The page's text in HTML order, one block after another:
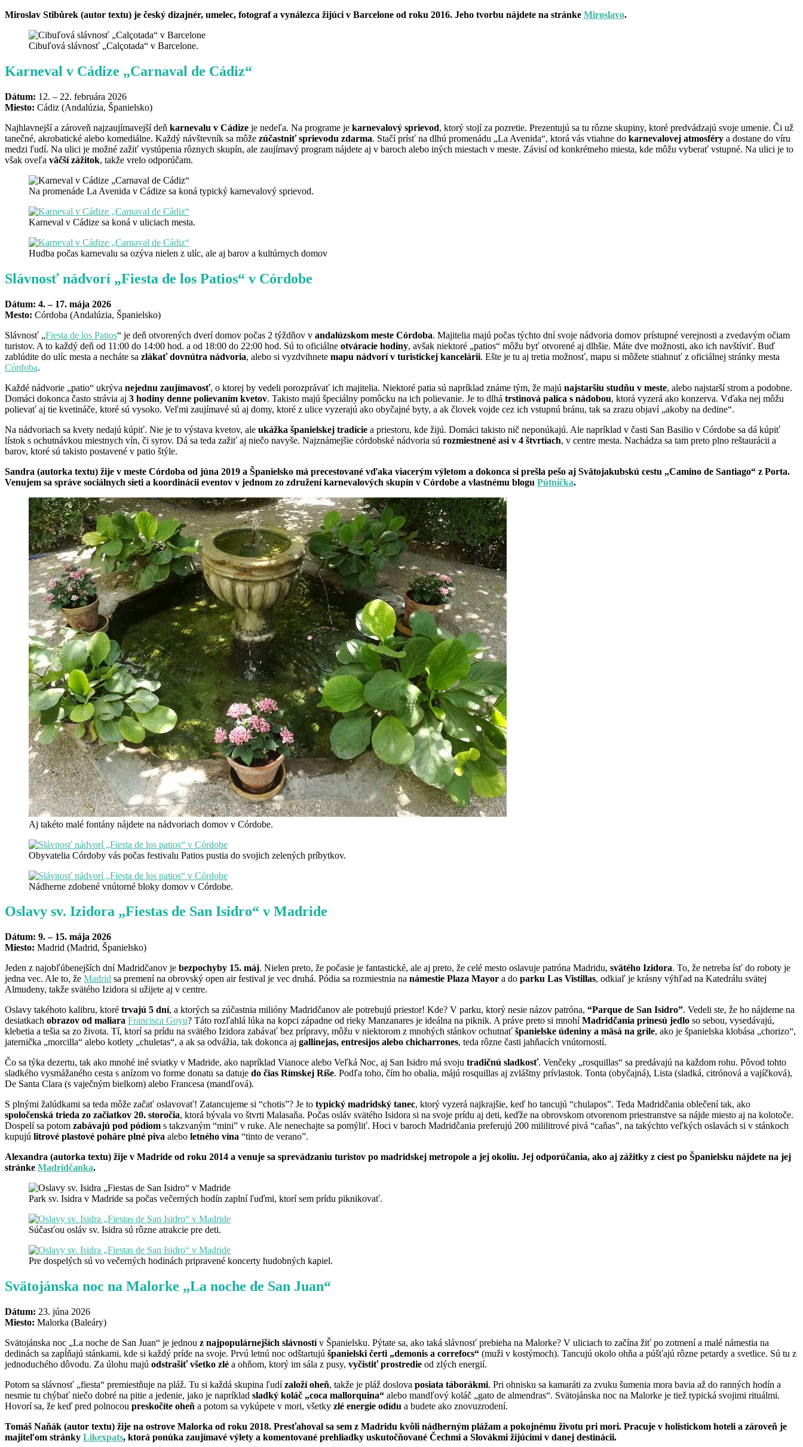
Miroslav Stibůrek (autor textu) je český dizajnér, umelec, fotograf a vynálezca žijúci v Barcelone od roku 2016. Jeho tvorbu nájdete na stránke Miroslavo.
Cibuľová slávnosť „Calçotada“ v Barcelone.
Karneval v Cádize „Carnaval de Cádiz“
Dátum: 12. – 22. februára 2026
Miesto: Cádiz (Andalúzia, Španielsko)
Najhlavnejší a zároveň najzaujímavejší deň karnevalu v Cádize je nedeľa. Na programe je karnevalový sprievod, ktorý stojí za pozretie. Prezentujú sa tu rôzne skupiny, ktoré predvádzajú svoje umenie. Či už
tanečné, akrobatické alebo komediálne. Každý návštevník sa môže zúčastniť sprievodu zdarma. Stačí prísť na dlhú promenádu „La Avenida“, ktorá vás vtiahne do karnevalovej atmosféry a dostane do víru
medzi ľudí. Na ulici je možné zažiť vystúpenia rôznych skupín, ale zaujímavý program nájdete aj v baroch alebo iných miestach v meste. Závisí od konkrétneho miesta, kde môžu vyberať vstupné. Na ulici je to
však oveľa väčší zážitok, takže vrelo odporúčam.
Na promenáde La Avenida v Cádize sa koná typický karnevalový sprievod.
Karneval v Cádize sa koná v uliciach mesta.
Hudba počas karnevalu sa ozýva nielen z ulíc, ale aj barov a kultúrnych domov
Slávnosť nádvorí „Fiesta de los Patios“ v Córdobe
Dátum: 4. – 17. mája 2026
Mesto: Córdoba (Andalúzia, Španielsko)
Slávnosť „Fiesta de los Patios“ je deň otvorených dverí domov počas 2 týždňov v andalúzskom meste Córdoba. Majitelia majú počas týchto dní svoje nádvoria domov prístupné verejnosti a zvedavým očiam
turistov. A to každý deň od 11:00 do 14:00 hod. a od 18:00 do 22:00 hod. Sú to oficiálne otváracie hodiny, avšak niektoré „patios“ môžu byť otvorené aj dlhšie. Máte dve možnosti, ako ich navštíviť. Buď
zablúdite do ulíc mesta a necháte sa zlákať dovnútra nádvoria, alebo si vyzdvihnete mapu nádvorí v turistickej kancelárii. Ešte je tu aj tretia možnosť, mapu si môžete stiahnuť z oficiálnej stránky mesta
Córdoba.
Každé nádvorie „patio“ ukrýva nejednu zaujímavosť, o ktorej by vedeli porozprávať ich majitelia. Niektoré patia sú napríklad známe tým, že majú najstaršiu studňu v meste, alebo najstarší strom a podobne.
Domáci dokonca často strávia aj 3 hodiny denne polievaním kvetov. Takisto majú špeciálny pomôcku na ich polievanie. Je to dlhá trstinová palica s nádobou, ktorá vyzerá ako konzerva. Vďaka nej môžu
polievať aj tie kvetináče, ktoré sú vysoko. Veľmi zaujímavé sú aj domy, ktoré z ulice vyzerajú ako obyčajné byty, a ak človek vojde cez ich vstupnú bránu, tak sa zrazu objaví „akoby na dedine“.
Na nádvoriach sa kvety nedajú kúpiť. Nie je to výstava kvetov, ale ukážka španielskej tradície a priestoru, kde žijú. Domáci takisto nič neponúkajú. Ale napríklad v časti San Basilio v Córdobe sa dá kúpiť
lístok s ochutnávkou miestnych vín, či syrov. Dá sa teda zažiť aj niečo navyše. Najznámejšie córdobské nádvoria sú rozmiestnené asi v 4 štvrtiach, v centre mesta. Nachádza sa tam preto plno reštaurácii a
barov, ktoré sú takisto postavené v patio štýle.
Sandra (autorka textu) žije v meste Córdoba od júna 2019 a Španielsko má precestované vďaka viacerým výletom a dokonca si prešla pešo aj Svätojakubskú cestu „Camino de Santiago“ z Porta.
Venujem sa správe sociálnych sieti a koordinácii eventov v jednom zo združení karnevalových skupín v Córdobe a vlastnému blogu Pútnička.
Aj takéto malé fontány nájdete na nádvoriach domov v Córdobe.
Obyvatelia Córdoby vás počas festivalu Patios pustia do svojich zelených príbytkov.
Nádherne zdobené vnútorné bloky domov v Córdobe.
Oslavy sv. Izidora „Fiestas de San Isidro“ v Madride
Dátum: 9. – 15. mája 2026
Miesto: Madrid (Madrid, Španielsko)
Jeden z najobľúbenejších dní Madridčanov je bezpochyby 15. máj. Nielen preto, že počasie je fantastické, ale aj preto, že celé mesto oslavuje patróna Madridu, svätého Izidora. To, že netreba ísť do roboty je
jedna vec. Ale to, že Madrid sa premení na obrovský open air festival je vec druhá. Pódia sa rozmiestnia na námestie Plaza Mayor a do parku Las Vistillas, odkiaľ je krásny výhľad na Katedrálu svätej
Almudeny, takže svätého Izidora si užijete aj v centre.
Oslavy takéhoto kalibru, ktoré trvajú 5 dní, a ktorých sa zúčastnia milióny Madridčanov ale potrebujú priestor! Kde? V parku, ktorý nesie názov patróna, “Parque de San Isidro”. Vedeli ste, že ho nájdeme na
desiatkach obrazov od maliara Francisca Goyu? Táto rozľahlá lúka na kopci západne od rieky Manzanares je ideálna na piknik. A práve preto si mnohíMadridčania prinesú jedlo so sebou, vysedávajú,
klebetia a tešia sa zo života. Tí, ktorí sa prídu na svätého Izidora zabávať bez prípravy, môžu v niektorom z mnohých stánkov ochutnať španielske údeniny a mäsá na grile, ako je španielska klobása „chorizo“,
jaternička „morcilla“ alebo kotlety „chuletas“, a ak sa odvážia, tak dokonca aj gallinejas, entresijos alebo chicharrones, teda rôzne časti jahňacích vnútorností.
Čo sa týka dezertu, tak ako mnohé iné sviatky v Madride, ako napríklad Vianoce alebo Veľká Noc, aj San Isidro má svoju tradičnú sladkosť. Venčeky „rosquillas“ sa predávajú na každom rohu. Pôvod tohto
sladkého vysmážaného cesta s anízom vo forme donatu sa datuje do čias Rímskej Ríše. Podľa toho, čím ho obalia, májú rosquillas aj zvláštny prívlastok. Tonta (obyčajná), Lista (sladká, citrónová a vajíčková),
De Santa Clara (s vaječným bielkom) alebo Francesa (mandľová).
S plnými žalúdkami sa teda môže začať oslavovať! Zatancujeme si “chotis”? Je to typický madridský tanec, ktorý vyzerá najkrajšie, keď ho tancujú “chulapos”. Teda Madridčania oblečení tak, ako
spoločenská trieda zo začiatkov 20. storočia, ktorá bývala vo štvrti Malasaňa. Počas osláv svätého Isidora si na svoje prídu aj deti, keďže na obrovskom otvorenom priestranstve sa nájde miesto aj na kolotoče.
Dospelí sa potom zabávajú pod pódiom s takzvaným “mini” v ruke. Ale nenechajte sa pomýliť. Hoci v baroch Madridčania preferujú 200 mililitrové pivá “caňas”, na takýchto veľkých oslavách si v stánkoch
kupujú litrové plastové poháre plné piva alebo letného vína “tinto de verano”.
Alexandra (autorka textu) žije v Madride od roku 2014 a venuje sa sprevádzaniu turistov po madridskej metropole a jej okoliu. Jej odporúčania, ako aj zážitky z ciest po Španielsku nájdete na jej
stránke Madridčanka.
Park sv. Isidra v Madride sa počas večerných hodín zaplní ľuďmi, ktorí sem prídu piknikovať.
Súčasťou osláv sv. Isidra sú rôzne atrakcie pre deti.
Pre dospelých sú vo večerných hodinách pripravené koncerty hudobných kapiel.
Svätojánska noc na Malorke „La noche de San Juan“
Dátum: 23. júna 2026
Miesto: Malorka (Baleáry)
Svätojánska noc „La noche de San Juan“ je jednou z najpopulárnejších slávnostív Španielsku. Pýtate sa, ako taká slávnosť prebieha na Malorke? V uliciach to začína žiť po zotmení a malé námestia na
dedinách sa zapĺňajú stánkami, kde si každý príde na svoje. Prvú letnú noc odštartujú španielski čerti „demonis a correfocs“ (muži v kostýmoch). Tancujú okolo ohňa a púšťajú rôzne petardy a svetlice. Sú tu z
jednoduchého dôvodu. Za úlohu majú odstrašiť všetko zlé a ohňom, ktorý im sála z pusy, vyčistiť prostredie od zlých energií.
Potom sa slávnosť „fiesta“ premiestňuje na pláž. Tu si každá skupina ľudízaloží oheň, takže je pláž doslova posiata táborákmi. Pri ohnisku sa kamaráti za zvuku šumenia mora bavia až do ranných hodín a
nesmie tu chýbať niečo dobré na pitie a jedenie, jako je napríklad sladký koláč „coca mallorquina“ alebo mandľový koláč „gato de almendras“. Svätojánska noc na Malorke je tiež typická svojimi rituálmi.
Hovorí sa, že keď pred polnocou preskočíte oheň a potom sa vykúpete v mori, všetky zlé energie odídu a budete ako znovuzrodení.
Tomáš Naňák (autor textu) žije na ostrove Malorka od roku 2018. Presťahoval sa sem z Madridu kvôli nádherným plážam a pokojnému životu pri mori. Pracuje v holistickom hoteli a zároveň je
majiteľom stránky Likexpats, ktorá ponúka zaujímavé výlety a komentované prehliadky uskutočňované Čechmi a Slovákmi žijúcimi v danej destinácii.